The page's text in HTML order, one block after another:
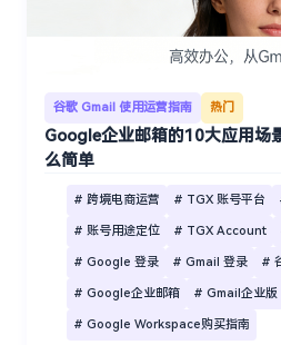
谷歌 Gmail 使用运营指南 热门
Google企业邮箱的10大应用场
么简单
# 跨境电商运营 # TGX 账号平台
# 账号用途定位 # TGX Account
# Google 登录 # Gmail 登录 #
# Google企业邮箱 # Gmail企业版
# Google Workspace购买指南